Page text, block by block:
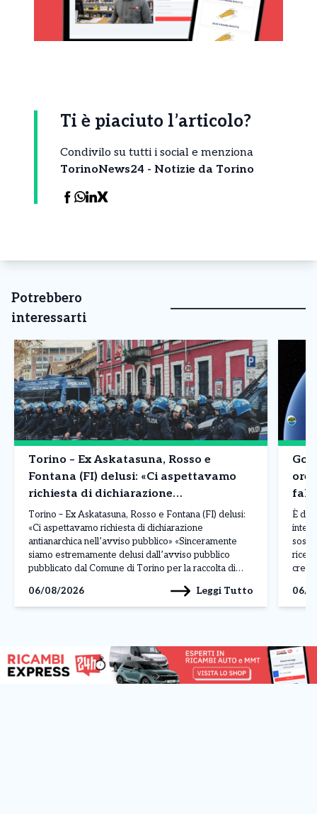
Ti è piaciuto l’articolo?
Condivilo su tutti i social e menziona
TorinoNews24 - Notizie da Torino
Potrebbero
interessarti
Torino – Ex Askatasuna, Rosso e
Fontana (FI) delusi: «Ci aspettavamo
richiesta di dichiarazione
antianarchica nell’avviso pubblico»
Torino – Ex Askatasuna, Rosso e Fontana (FI) delusi:
«Ci aspettavamo richiesta di dichiarazione
antianarchica nell’avviso pubblico» «Sinceramente
siamo estremamente delusi dall’avviso pubblico
pubblicato dal Comune di Torino per la raccolta di
ospitava Askatasuna. Ci aspettavamo che,
sull’esempio del Comune di Rivoli per le richieste di
06/08/2026 Leggi Tutto
ore
È
La
06/